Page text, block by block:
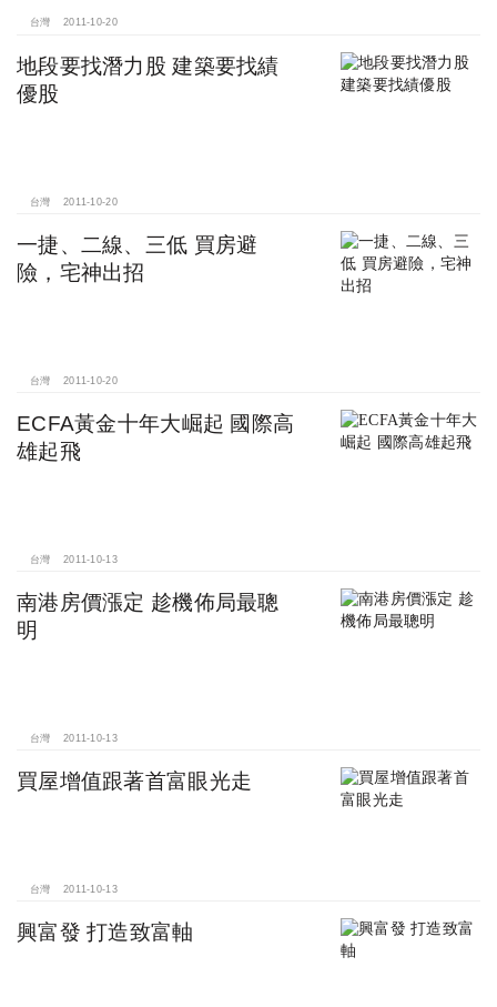
台灣 2011-10-20
地段要找潛力股 建築要找績
優股
台灣 2011-10-20
一捷、二線、三低 買房避
險，宅神出招
台灣 2011-10-20
ECFA黃金十年大崛起 國際高
雄起飛
台灣 2011-10-13
南港房價漲定 趁機佈局最聰
明
台灣 2011-10-13
買屋增值跟著首富眼光走
台灣 2011-10-13
興富發 打造致富軸